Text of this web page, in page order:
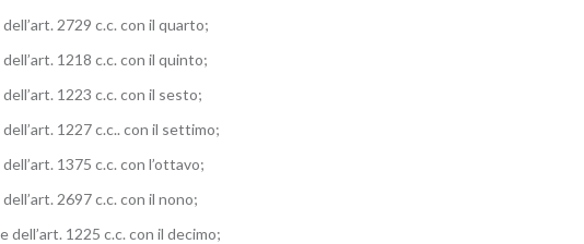
2729 c.c. con il quarto;
1218 c.c. con il quinto;
1223 c.c. con il sesto;
1227 c.c.. con il settimo;
1375 c.c. con l’ottavo;
2697 c.c. con il nono;
dell’art. 1225 c.c. con il decimo;